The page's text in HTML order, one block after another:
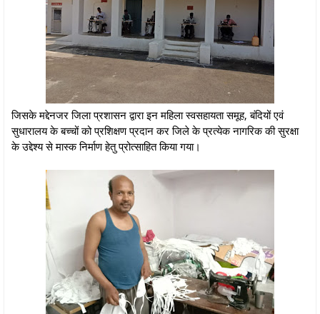
जिसके मद्देनजर जिला प्रशासन द्वारा इन महिला स्वसहायता समूह, बंदियों एवं
सुधारालय के बच्चों को प्रशिक्षण प्रदान कर जिले के प्रत्येक नागरिक की सुरक्षा
के उद्देश्य से मास्क निर्माण हेतु प्रोत्साहित किया गया।